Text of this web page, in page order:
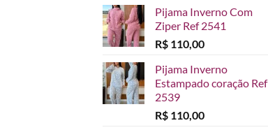
Pijama Inverno Com
Ziper Ref 2541
R$ 110,00
Pijama Inverno
Estampado coração Ref
2539
R$ 110,00